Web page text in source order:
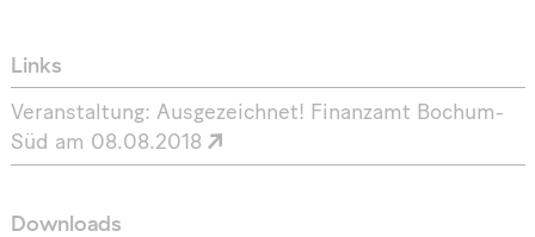
Links
Veranstaltung: Ausgezeichnet! Finanzamt Bochum-
Süd am 08.08.2018
Downloads